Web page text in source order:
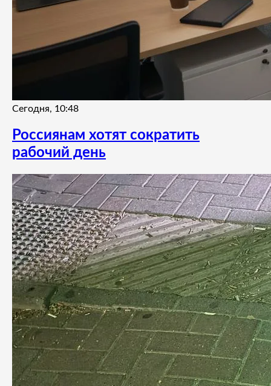
Сегодня, 10:48
Россиянам хотят сократить
рабочий день